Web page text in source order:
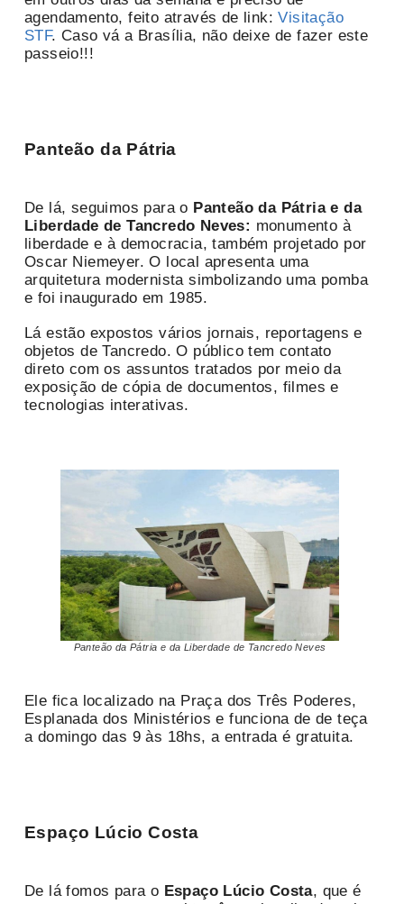
agendamento, feito através de link:Visitação
STF. Caso vá a Brasília, não deixe de fazer este
passeio!!!
Panteão da Pátria
De lá, seguimos para o Panteão da Pátria e da
Liberdade de Tancredo Neves: monumento à
liberdade e à democracia, também projetado por
Oscar Niemeyer. O local apresenta uma
arquitetura modernista simbolizando uma pomba
e foi inaugurado em 1985.
Lá estão expostos vários jornais, reportagens e
objetos de Tancredo. O público tem contato
direto com os assuntos tratados por meio da
exposição de cópia de documentos, filmes e
tecnologias interativas.
Panteão da Pátria e da Liberdade de Tancredo Neves
Ele fica localizado na Praça dos Três Poderes,
Esplanada dos Ministérios e funciona de de teça
a domingo das 9 às 18hs, a entrada é gratuita.
Espaço Lúcio Costa
De lá fomos para o Espaço Lúcio Costa, que é